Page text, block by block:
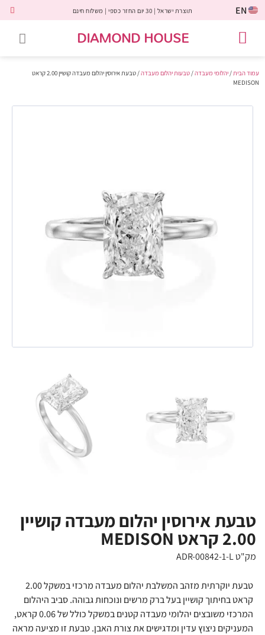
EN תוצרת ישראל | 30 יום החזר כספי | משלוח חינם
DIAMOND HOUSE
עמוד הבית/יהלומי מעבדה/טבעות יהלום מעבדה
/ טבעת אירוסין יהלום מעבדה קושיין 2.00 קראט
MEDISON
טבעת אירוסין יהלום מעבדה קושיין
2.00 קראט MEDISON
מק"ט ADR-00842-1-L
טבעת יוקרתית מזהב המשלבת יהלום מעבדה מרכזי במשקל 2.00
קראט בחיתוך קושיין בעל ברק מרשים ונוכחות גבוהה. סביב היהלום
המרכזי משובצים יהלומי מעבדה קטנים במשקל כולל של 0.06 קראט,
המעניקים ניצוץ עדין ומדגישים את צורת האבן. טבעת זו מציעה מראה